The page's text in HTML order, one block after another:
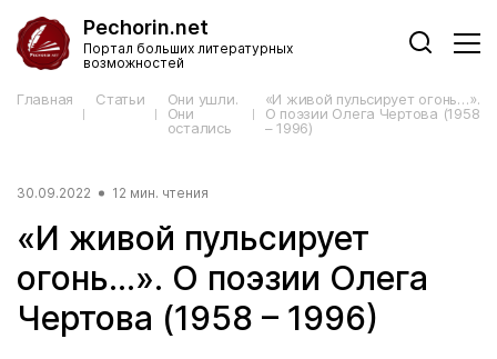
Pechorin.net
Портал больших литературных
возможностей
Главная Статьи
Они ушли.
Они
остались
«И живой пульсирует огонь…».
О поэзии Олега Чертова (1958
– 1996)
«И живой пульсирует
огонь…». О поэзии Олега
Чертова (1958 – 1996)
30.09.2022 12 мин. чтения